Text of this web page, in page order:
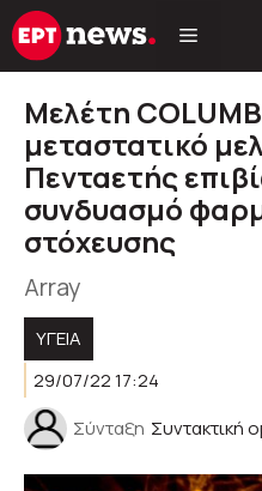
Μετάβαση
σε
Μελέτη
μεταστατικό
Πενταετής
συνδυασμό
στόχευσης
Array
ΥΓΕΊΑ
29/07/22 17:24
Σύνταξη Συντακτική